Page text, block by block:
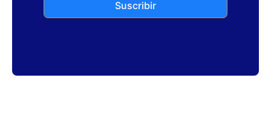
Suscribir